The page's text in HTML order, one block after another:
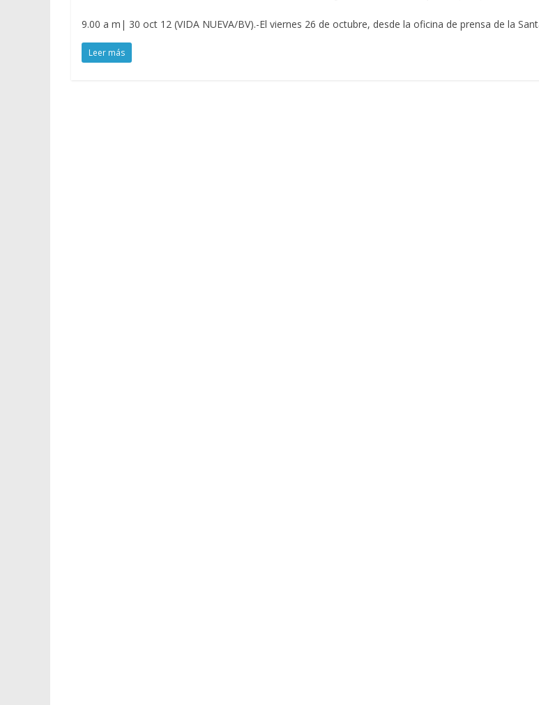
9.00 a m| 30 oct 12 (VIDA NUEVA/BV).-El viernes 26 de octubre, desde la oficina de prensa de la
Leer más